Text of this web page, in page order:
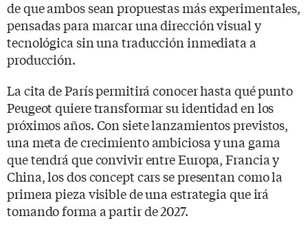
de que ambos sean propuestas más experimentales,
pensadas para marcar una dirección visual y
tecnológica sin una traducción inmediata a
producción.
La cita de París permitirá conocer hasta qué punto
Peugeot quiere transformar su identidad en los
próximos años. Con siete lanzamientos previstos,
una meta de crecimiento ambiciosa y una gama
que tendrá que convivir entre Europa, Francia y
China, los dos concept cars se presentan como la
primera pieza visible de una estrategia que irá
tomando forma a partir de 2027.